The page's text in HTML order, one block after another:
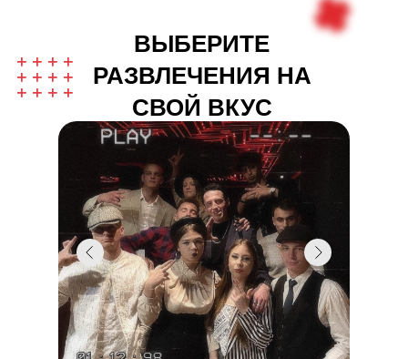
ВЫБЕРИТЕ
РАЗВЛЕЧЕНИЯ НА
СВОЙ ВКУС